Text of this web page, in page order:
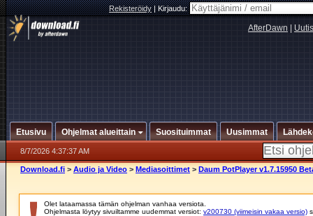
Rekisteröidy|Kirjaudu:
AfterDawn
Etusivu Ohjelmat alueittain Suosituimmat Uusimmat
8/7/2026 4:37:37 AM
Download.fi > Audio ja Video > Mediasoittimet > Daum PotPlayer v1.7.15950
Olet lataamassa tämän ohjelman vanhaa versiota.
Ohjelmasta löytyy sivuiltamme uudemmat versiot: v200730 (viimeisin vakaa versio)